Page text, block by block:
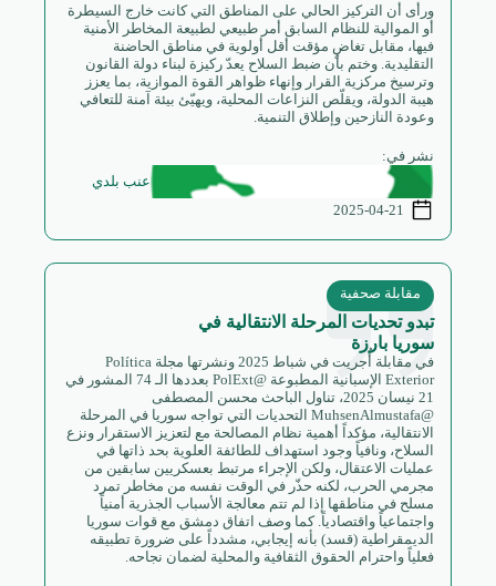
ورأى أن التركيز الحالي على المناطق التي كانت خارج السيطرة
أو الموالية للنظام السابق أمر طبيعي لطبيعة المخاطر الأمنية
فيها، مقابل تغاضٍ مؤقت أقل أولوية في مناطق الحاضنة
التقليدية. وختم بأن ضبط السلاح يعدّ ركيزة لبناء دولة القانون
وترسيخ مركزية القرار وإنهاء ظواهر القوة الموازية، بما يعزز
هيبة الدولة، ويقلّص النزاعات المحلية، ويهيّئ بيئة آمنة للتعافي
وعودة النازحين وإطلاق التنمية.
نشر في:
عنب بلدي
2025-04-21
تبدو تحديات المرحلة الانتقالية في
سوريا بارزة
مقابلة صحفية
في مقابلة أُجريت في شباط 2025 ونشرتها مجلة Política
Exterior الإسبانية المطبوعة @PolExt بعددها الـ 74 المشور في
21 نيسان 2025، تناول الباحث محسن المصطفى
@MuhsenAlmustafa التحديات التي تواجه سوريا في المرحلة
الانتقالية، مؤكداً أهمية نظام المصالحة مع لتعزيز الاستقرار ونزع
السلاح، ونافياً وجود استهداف للطائفة العلوية بحد ذاتها في
عمليات الاعتقال، ولكن الإجراء مرتبط بعسكريين سابقين من
مجرمي الحرب، لكنه حذّر في الوقت نفسه من مخاطر تمرد
مسلح في مناطقها إذا لم تتم معالجة الأسباب الجذرية أمنياً
واجتماعياً واقتصادياً. كما وصف اتفاق دمشق مع قوات سوريا
الديمقراطية (قسد) بأنه إيجابي، مشدداً على ضرورة تطبيقه
فعلياً واحترام الحقوق الثقافية والمحلية لضمان نجاحه.